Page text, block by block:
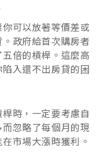
可以放著等價差或
政府給首次購房者
倍的槓桿。這麼高
入還不出房貸的困
時，一定要考慮自
忽略了每個月的現
市場大漲時獲利。